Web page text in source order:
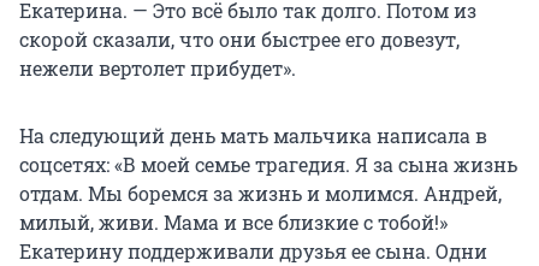
Екатерина. — Это всё было так долго. Потом из
скорой сказали, что они быстрее его довезут,
нежели вертолет прибудет».
На следующий день мать мальчика написала в
соцсетях: «В моей семье трагедия. Я за сына жизнь
отдам. Мы боремся за жизнь и молимся. Андрей,
милый, живи. Мама и все близкие с тобой!»
Екатерину поддерживали друзья ее сына. Одни